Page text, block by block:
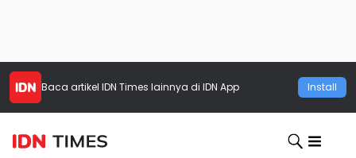
Baca artikel IDN Times lainnya di IDN App Install